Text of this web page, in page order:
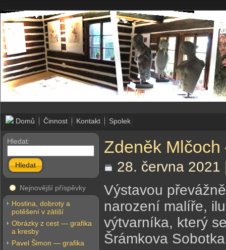
Domů Činnost Kontakt Spolek
Hledat:
Hledat
Nejnovější příspěvky
Hostina, dobroty a
potěšení v zátiší
Obrázky z cest — grafika
a kresby
Pavel Šimon — grafika
Zdeněk Mlčoch
28. června
Výstavou
narození malíře,
výtvarníka, který
Šrámkova